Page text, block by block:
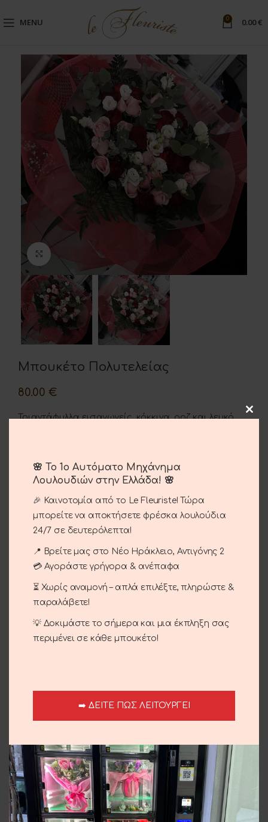
MENU 0 0.00€
Μπουκέτο Πολυτελείας
80.00 €
Τριαντάφυλλα εισαγωγείς κόκκινα, ροζ και λευκό
ΠΡΟΣΘΉΚΗ ΣΤΟ ΚΑΛΆΘΙ
Κατηγορίες: Περιστάσεις , Γενέθλια - Γιορτή
Περιγραφή
Τριαντάφυλλα εισαγωγεις κοκκινα,ροζ και λεκο
Αποστολή και παράδοση
Σχετικά προϊόντα
🌸 Το 1ο Αυτόματο Μηχάνημα
Λουλουδιών στην Ελλάδα! 🌸
🎉 Καινοτομία από το Le Fleuriste! Τώρα
μπορείτε να αποκτήσετε φρέσκα λουλούδια
24/7 σε δευτερόλεπτα!
📍 Βρείτε μας στο Νέο Ηράκλειο, Αντιγόνης 2
💳 Αγοράστε γρήγορα & ανέπαφα
⏳ Χωρίς αναμονή – απλά επιλέξτε, πληρώστε &
παραλάβετε!
💡 Δοκιμάστε το σήμερα και μια έκπληξη σας
περιμένει σε κάθε μπουκέτο!
➡️ ΔΕΙΤΕ ΠΩΣ ΛΕΙΤΟΥΡΓΕΙ